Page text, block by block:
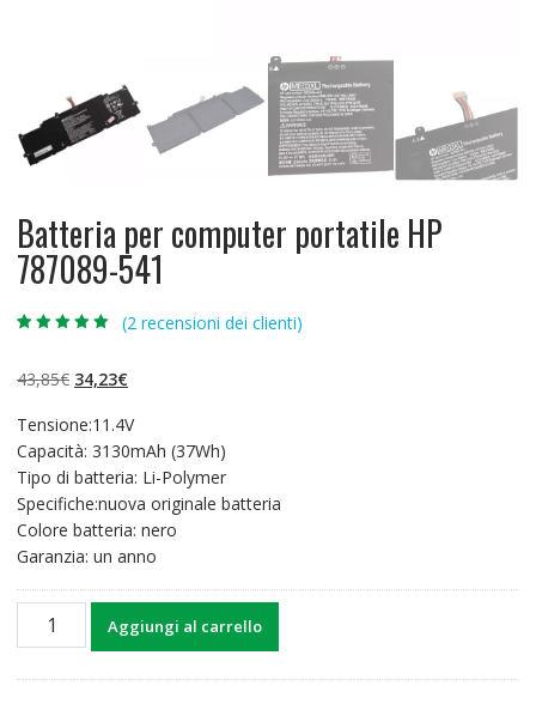
Batteria per computer portatile HP
787089-541
base di
recensioni
(2 recensioni dei clienti)
43,85€ Il
originale
era:
43,85€.
34,23€Il
attuale
è:
34,23€.
Tensione:11.4V
Capacità: 3130mAh (37Wh)
Tipo di batteria: Li-Polymer
Specifiche:nuova originale batteria
Colore batteria: nero
Garanzia: un anno
Batteria
Aggiungi al carrello